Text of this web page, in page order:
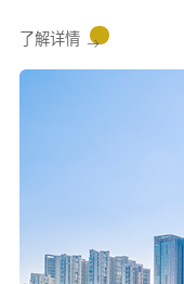
培育等服务，打造中部
了解详情